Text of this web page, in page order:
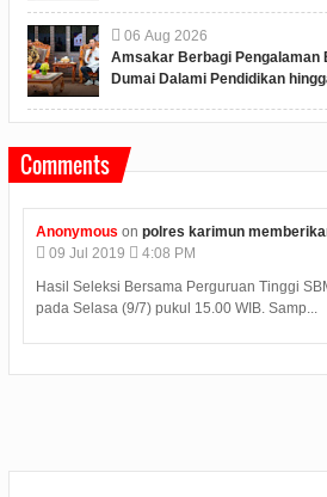
06 Aug 2026
Amsakar Berbagi Pengalaman
Dumai Dalami Pendidikan
Comments
onpolres karimun memberikan kue
2019
4:08 PM
Bersama Perguruan Tinggi SBMPTN 2019
(9/7) pukul 15.00 WIB. Samp...